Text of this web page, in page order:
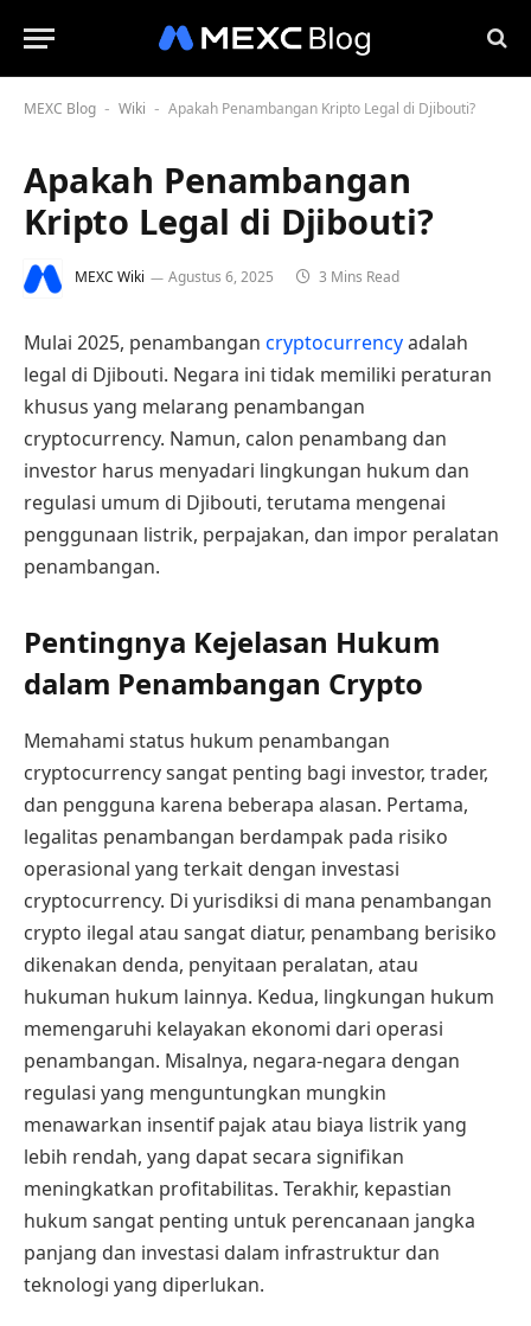
MEXC Blog - Wiki - Apakah Penambangan Kripto Legal di Djibouti?
Apakah Penambangan
Kripto Legal di Djibouti?
MEXC Wiki Agustus 6, 2025 3 Mins Read
Mulai 2025, penambangan cryptocurrencyadalah
legal di Djibouti. Negara ini tidak memiliki peraturan
khusus yang melarang penambangan
cryptocurrency. Namun, calon penambang dan
investor harus menyadari lingkungan hukum dan
regulasi umum di Djibouti, terutama mengenai
penggunaan listrik, perpajakan, dan impor peralatan
penambangan.
Pentingnya Kejelasan Hukum
dalam Penambangan Crypto
Memahami status hukum penambangan
cryptocurrency sangat penting bagi investor, trader,
dan pengguna karena beberapa alasan. Pertama,
legalitas penambangan berdampak pada risiko
operasional yang terkait dengan investasi
cryptocurrency. Di yurisdiksi di mana penambangan
crypto ilegal atau sangat diatur, penambang berisiko
dikenakan denda, penyitaan peralatan, atau
hukuman hukum lainnya. Kedua, lingkungan hukum
memengaruhi kelayakan ekonomi dari operasi
penambangan. Misalnya, negara-negara dengan
regulasi yang menguntungkan mungkin
menawarkan insentif pajak atau biaya listrik yang
lebih rendah, yang dapat secara signifikan
meningkatkan profitabilitas. Terakhir, kepastian
hukum sangat penting untuk perencanaan jangka
panjang dan investasi dalam infrastruktur dan
teknologi yang diperlukan.